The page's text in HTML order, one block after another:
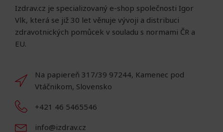
Izdrav.cz je specializovaný e-shop společnosti Igor
Vlk, která se již 30 let věnuje vývoji a distribuci
zdravotnických pomůcek v souladu s normami ČR a
EU.
Na papiereň 317/39 97244, Kamenec pod
Vtáčnikom, Slovensko
+421 46 5465546
info@izdrav.cz